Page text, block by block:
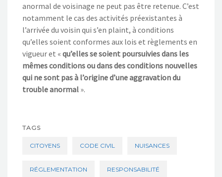
anormal de voisinage ne peut pas être retenue. C’est
notamment le cas des activités préexistantes à
l’arrivée du voisin qui s’en plaint, à conditions
qu’elles soient conformes aux lois et règlements en
vigueur et « qu’elles se soient poursuivies dans les
mêmes conditions ou dans des conditions nouvelles
qui ne sont pas à l’origine d’une aggravation du
trouble anormal ».
TAGS
CITOYENS CODE CIVIL NUISANCES
RÉGLEMENTATION RESPONSABILITÉ